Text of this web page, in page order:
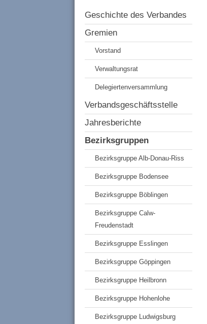
Geschichte des Verbandes
Gremien
Vorstand
Verwaltungsrat
Delegiertenversammlung
Verbandsgeschäftsstelle
Jahresberichte
Bezirksgruppen
Bezirksgruppe Alb-Donau-Riss
Bezirksgruppe Bodensee
Bezirksgruppe Böblingen
Bezirksgruppe Calw-
Freudenstadt
Bezirksgruppe Esslingen
Bezirksgruppe Göppingen
Bezirksgruppe Heilbronn
Bezirksgruppe Hohenlohe
Bezirksgruppe Ludwigsburg